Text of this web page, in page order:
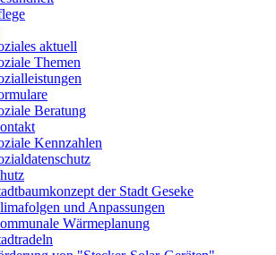
aktuell
Themen
Beratung
Kennzahlen
der Stadt Geseke
und Anpassungen
Wärmeplanung